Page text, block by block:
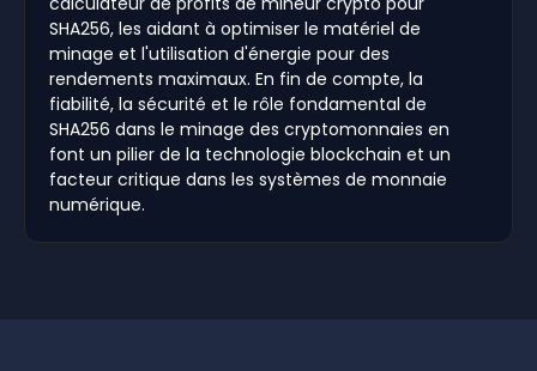
SHA256, les aidant à optimiser le matériel de
minage et l'utilisation d'énergie pour des
rendements maximaux. En fin de compte, la
fiabilité, la sécurité et le rôle fondamental de
SHA256 dans le minage des cryptomonnaies en
font un pilier de la technologie blockchain et un
facteur critique dans les systèmes de monnaie
numérique.